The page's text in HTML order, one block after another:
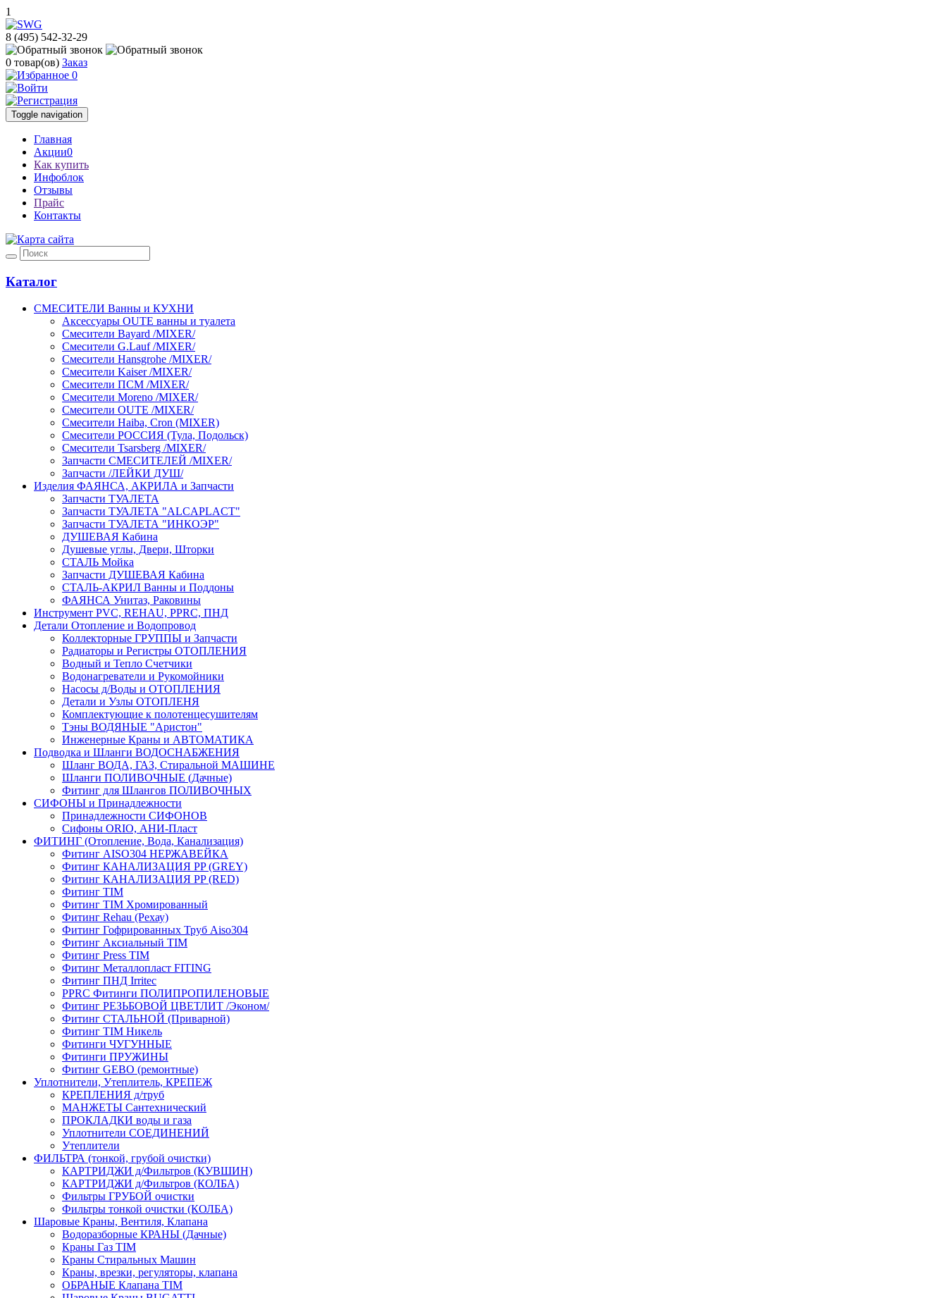
1
8 (495) 542-32-29
0 товар(ов) Заказ
0
Toggle navigation
Главная
Акции0
Как купить
Инфоблок
Отзывы
Прайс
Контакты
Каталог
СМЕСИТЕЛИ Ванны и КУХНИ
Аксессуары OUTE ванны и туалета
Смесители Bayard /MIXER/
Смесители G.Lauf /MIXER/
Смесители Hansgrohe /MIXER/
Смесители Kaiser /MIXER/
Смесители ПСМ /MIXER/
Смесители Moreno /MIXER/
Смесители OUTE /MIXER/
Смесители Haiba, Cron (MIXER)
Смесители РОССИЯ (Тула, Подольск)
Смесители Tsarsberg /MIXER/
Запчасти СМЕСИТЕЛЕЙ /MIXER/
Запчасти /ЛЕЙКИ ДУШ/
Изделия ФАЯНСА, АКРИЛА и Запчасти
Запчасти ТУАЛЕТА
Запчасти ТУАЛЕТА "ALCAPLACT"
Запчасти ТУАЛЕТА "ИНКОЭР"
ДУШЕВАЯ Кабина
Душевые углы, Двери, Шторки
СТАЛЬ Мойка
Запчасти ДУШЕВАЯ Кабина
СТАЛЬ-АКРИЛ Ванны и Поддоны
ФАЯНСА Унитаз, Раковины
Инструмент PVC, REHAU, PPRC, ПНД
Детали Отопление и Водопровод
Коллекторные ГРУППЫ и Запчасти
Радиаторы и Регистры ОТОПЛЕНИЯ
Водный и Тепло Счетчики
Водонагреватели и Рукомойники
Насосы д/Воды и ОТОПЛЕНИЯ
Детали и Узлы ОТОПЛЕНЯ
Комплектующие к полотенцесушителям
Тэны ВОДЯНЫЕ "Аристон"
Инженерные Краны и АВТОМАТИКА
Подводка и Шланги ВОДОСНАБЖЕНИЯ
Шланг ВОДА, ГАЗ, Стиральной МАШИНЕ
Шланги ПОЛИВОЧНЫЕ (Дачные)
Фитинг для Шлангов ПОЛИВОЧНЫХ
СИФОНЫ и Принадлежности
Принадлежности СИФОНОВ
Сифоны ORIO, АНИ-Пласт
ФИТИНГ (Отопление, Вода, Канализация)
Фитинг AISO304 НЕРЖАВЕЙКА
Фитинг КАНАЛИЗАЦИЯ PP (GREY)
Фитинг КАНАЛИЗАЦИЯ PP (RED)
Фитинг TIM
Фитинг TIM Хромированный
Фитинг Rehau (Рехау)
Фитинг Гофрированных Труб Aiso304
Фитинг Аксиальный TIM
Фитинг Press TIM
Фитинг Металлопласт FITING
Фитинг ПНД Irritec
PPRC Фитинги ПОЛИПРОПИЛЕНОВЫЕ
Фитинг РЕЗЬБОВОЙ ЦВЕТЛИТ /Эконом/
Фитинг СТАЛЬНОЙ (Приварной)
Фитинг TIM Никель
Фитинги ЧУГУННЫЕ
Фитинги ПРУЖИНЫ
Фитинг GEBO (ремонтные)
Уплотнители, Утеплитель, КРЕПЕЖ
КРЕПЛЕНИЯ д/труб
МАНЖЕТЫ Сантехнический
ПРОКЛАДКИ воды и газа
Уплотнители СОЕДИНЕНИЙ
Утеплители
ФИЛЬТРА (тонкой, грубой очистки)
КАРТРИДЖИ д/Фильтров (КУВШИН)
КАРТРИДЖИ д/Фильтров (КОЛБА)
Фильтры ГРУБОЙ очистки
Фильтры тонкой очистки (КОЛБА)
Шаровые Краны, Вентиля, Клапана
Водоразборные КРАНЫ (Дачные)
Краны Газ TIM
Краны Стиральных Машин
Краны, врезки, регуляторы, клапана
ОБРАНЫЕ Клапана TIM